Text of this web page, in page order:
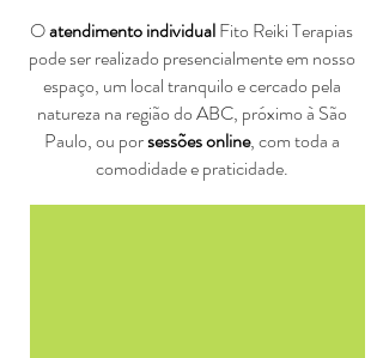
Oatendimento individualFito Reiki Terapias
pode ser realizado presencialmente em nosso
espaço, um local tranquilo e cercado pela
natureza na região do ABC, próximo à São
Paulo, ou porsessões online, com toda a
comodidade e praticidade.